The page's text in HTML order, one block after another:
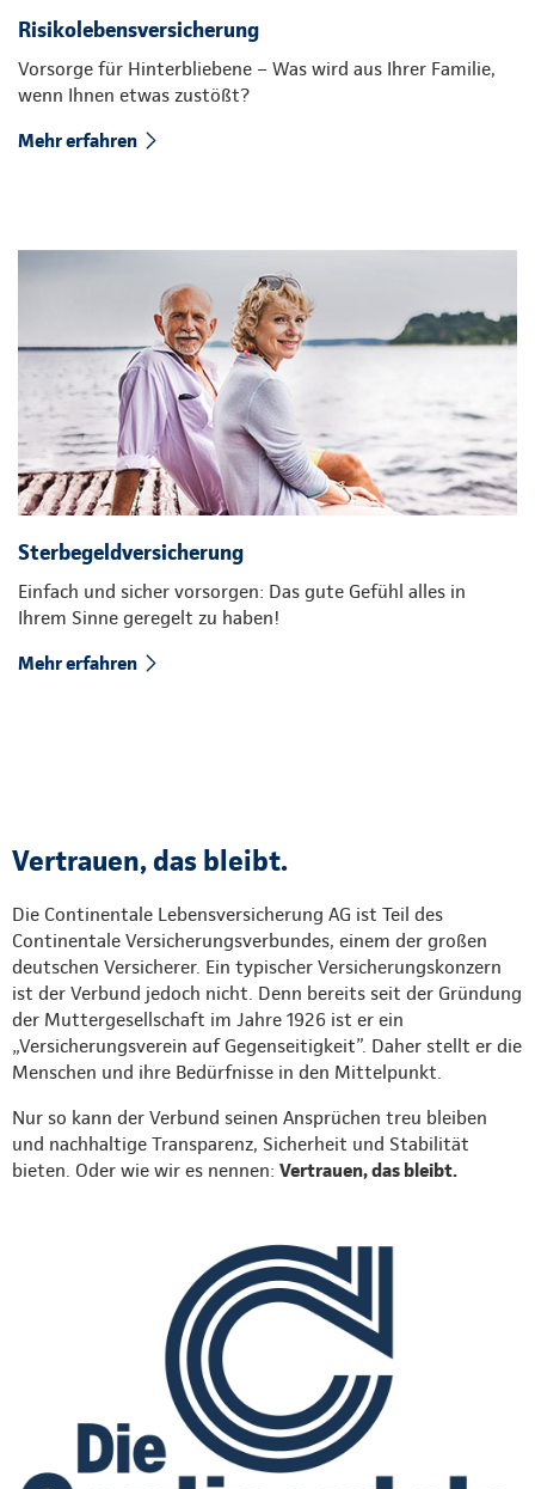
Risikolebensversicherung
Vorsorge für Hinterbliebene – Was wird aus Ihrer Familie,
wenn Ihnen etwas zustößt?
Mehr erfahren
Sterbegeldversicherung
Einfach und sicher vorsorgen: Das gute Gefühl alles in
Ihrem Sinne geregelt zu haben!
Mehr erfahren
Vertrauen, das bleibt.
Die Continentale Lebensversicherung AG ist Teil des
Continentale Versicherungsverbundes, einem der großen
deutschen Versicherer. Ein typischer Versicherungskonzern
ist der Verbund jedoch nicht. Denn bereits seit der Gründung
der Muttergesellschaft im Jahre 1926 ist er ein
„Versicherungsverein auf Gegenseitigkeit”. Daher stellt er die
Menschen und ihre Bedürfnisse in den Mittelpunkt.
Nur so kann der Verbund seinen Ansprüchen treu bleiben
und nachhaltige Transparenz, Sicherheit und Stabilität
bieten. Oder wie wir es nennen: Vertrauen, das bleibt.